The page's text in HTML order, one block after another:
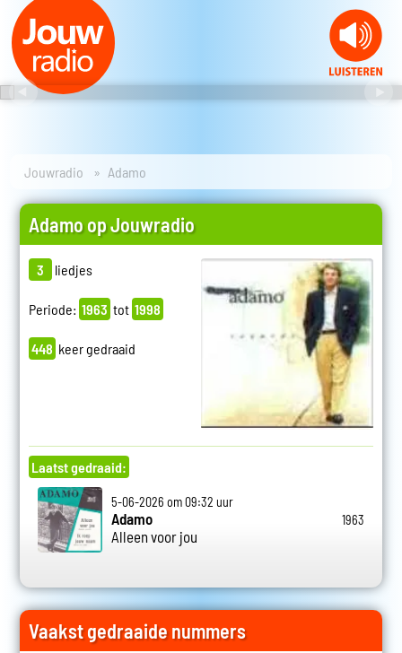
Jouwradio Adamo
Adamo op Jouwradio
3 liedjes
Periode: 1963 tot 1998
448 keer gedraaid
Laatst gedraaid:
5-06-2026 om 09:32 uur
Adamo
Alleen voor jou
1963
Vaakst gedraaide nummers